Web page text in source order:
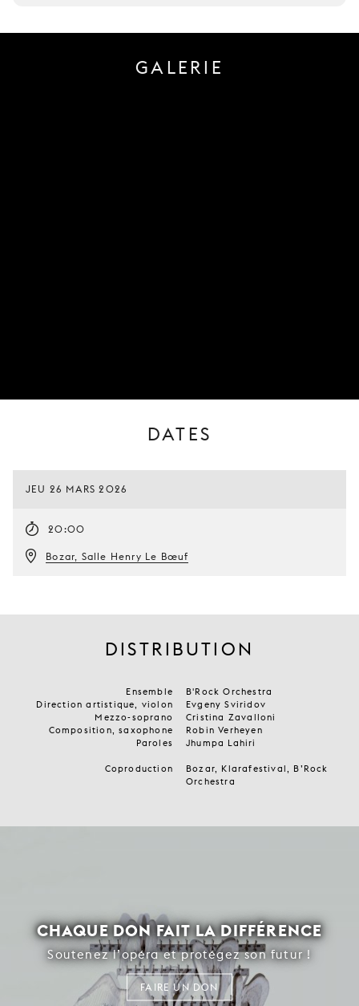
GALERIE
DATES
JEU 26 MARS 2026
20:00
Bozar, Salle Henry Le Bœuf
DISTRIBUTION
Ensemble
B'Rock Orchestra
Direction artistique, violon
Evgeny Sviridov
Mezzo-soprano
Cristina Zavalloni
Composition, saxophone
Robin Verheyen
Paroles
Jhumpa Lahiri
Coproduction
Bozar, Klarafestival, B’Rock
Orchestra
CHAQUE DON FAIT LA DIFFÉRENCE
Soutenez l’opéra et protégez son futur !
FAIRE UN DON